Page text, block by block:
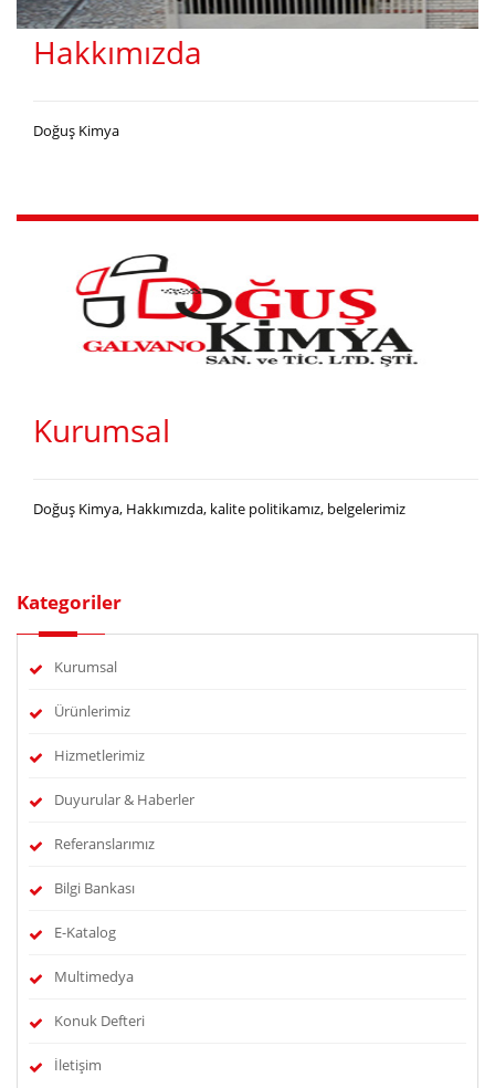
Hakkımızda
Doğuş Kimya
Kurumsal
Doğuş Kimya, Hakkımızda, kalite politikamız, belgelerimiz
Kategoriler
Kurumsal
Ürünlerimiz
Hizmetlerimiz
Duyurular & Haberler
Referanslarımız
Bilgi Bankası
E-Katalog
Multimedya
Konuk Defteri
İletişim